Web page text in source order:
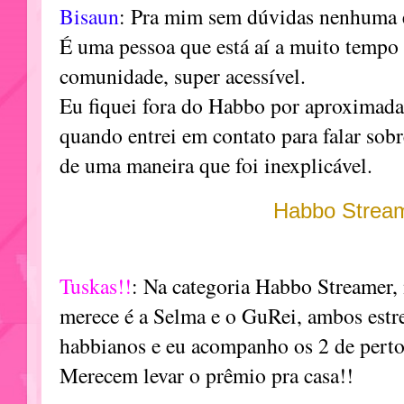
Bisaun: Pra mim sem dúvidas
É uma pessoa que está aí a muito
comunidade, super acessível.
Eu fiquei fora do Habbo por
quando entrei em contato para falar
de uma maneira que foi inexplicável.
Habbo
Tuskas!!: Na categoria Habbo
merece é a Selma e o GuRei, ambos
habbianos e eu acompanho os 2 de
Merecem levar o prêmio pra casa!!